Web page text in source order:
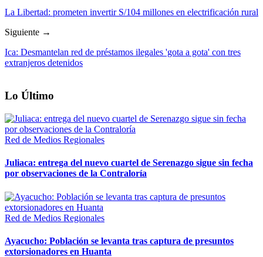
La Libertad: prometen invertir S/104 millones en electrificación rural
Siguiente →
Ica: Desmantelan red de préstamos ilegales 'gota a gota' con tres
extranjeros detenidos
Lo Último
Red de Medios Regionales
Juliaca: entrega del nuevo cuartel de Serenazgo sigue sin fecha
por observaciones de la Contraloría
Red de Medios Regionales
Ayacucho: Población se levanta tras captura de presuntos
extorsionadores en Huanta